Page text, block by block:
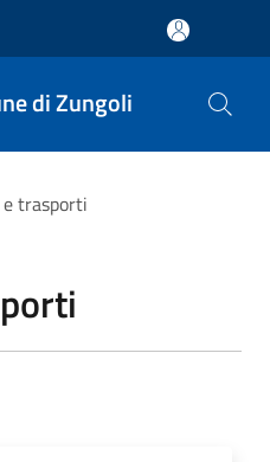
di Zungoli
trasporti